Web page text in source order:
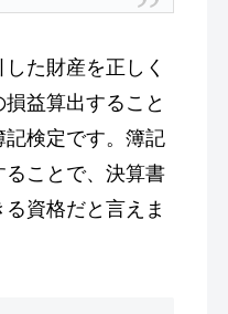
た財産を正しく
益算出すること
検定です。簿記
ことで、決算書
資格だと言えま